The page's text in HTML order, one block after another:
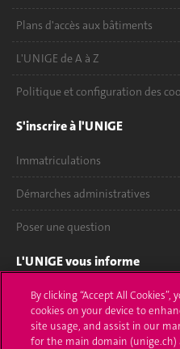
Plans d'accès aux bâtiments
L'UNIGE de A à Z
Politique et configuration des
S'inscrire à l'UNIGE
Immatriculations
Démarches administratives
Poser une question
L'UNIGE vous informe
UNIGE Mobile
Médias
By clicking “Accept All
cookies on your device to
site usage, and assist in our
for the main domain (unige.ch)